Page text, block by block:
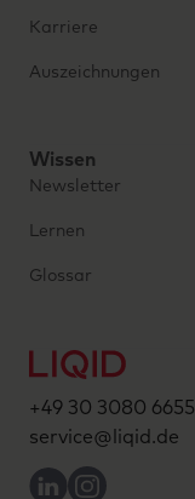
Karriere
Auszeichnungen
Wissen
Newsletter
Lernen
Glossar
+49 30 3080 6655
service@liqid.de